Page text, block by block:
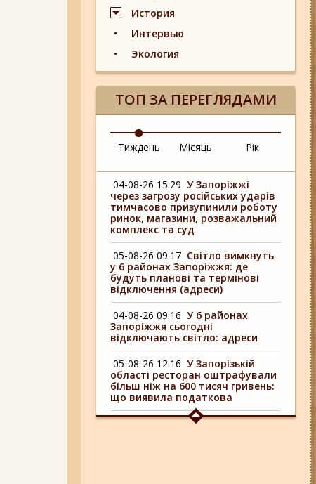
История
Интервью
Экология
ТОП ЗА ПЕРЕГЛЯДАМИ
Тиждень Місяць Рік
04-08-26 15:29 У Запоріжжі
через загрозу російських ударів
тимчасово призупинили роботу
ринок, магазини, розважальний
комплекс та суд
05-08-26 09:17 Світло вимкнуть
у 6 районах Запоріжжя: де
будуть планові та термінові
відключення (адреси)
04-08-26 09:16 У 6 районах
Запоріжжя сьогодні
відключають світло: адреси
05-08-26 12:16 У Запорізькій
області ресторан оштрафували
більш ніж на 600 тисяч гривень:
що виявила податкова
04-08-26 11:14 Що зміниться для